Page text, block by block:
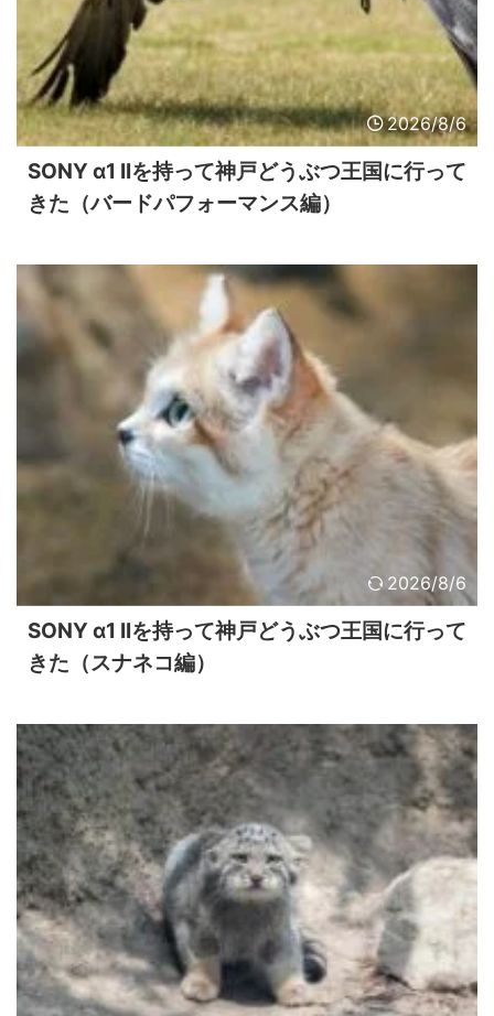
2026/8/6
SONY α1 IIを持って神戸どうぶつ王国に行って
きた（バードパフォーマンス編）
2026/8/6
SONY α1 IIを持って神戸どうぶつ王国に行って
きた（スナネコ編）